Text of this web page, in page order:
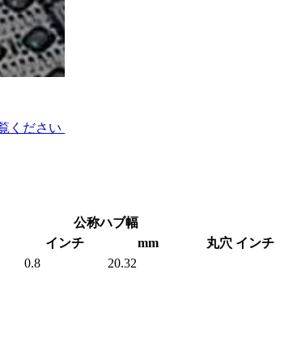
ください
公称ハブ幅
インチ mm 丸穴 インチ
0.8 20.32